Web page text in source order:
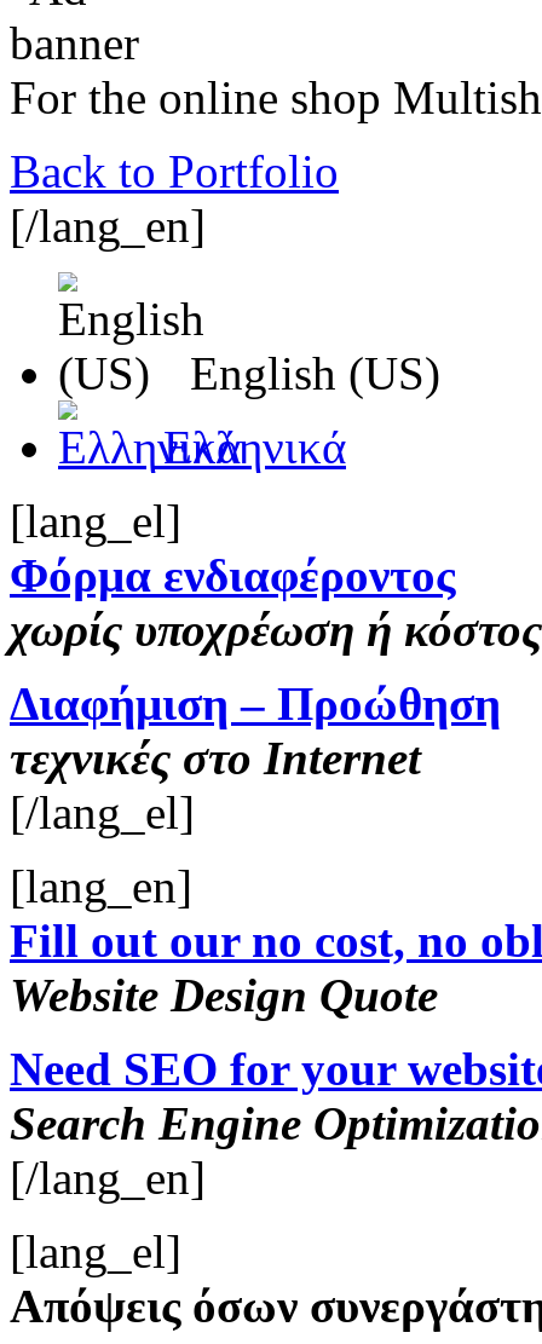
For the online shop
Back to Portfolio
[/lang_en]
English (US)
Ελληνικά
[lang_el]
Φόρμα ενδιαφέροντος
χωρίς υποχρέωση ή κόστος
Διαφήμιση – Προώθηση
τεχνικές στο Internet
[/lang_el]
[lang_en]
Fill out our no cost, no
Website Design Quote
Need SEO for your
Search Engine
[/lang_en]
[lang_el]
Απόψεις όσων